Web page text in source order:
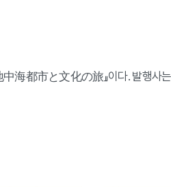
海都市と文化の旅』이다. 발행사